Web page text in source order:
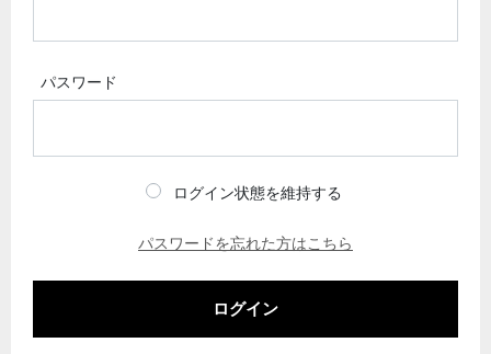
パスワード
ログイン状態を維持する
パスワードを忘れた方はこちら
ログイン